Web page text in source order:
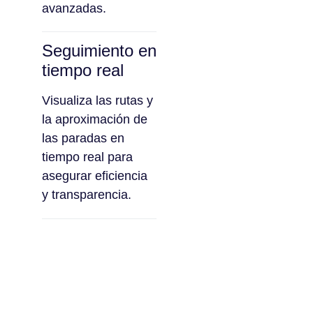
avanzadas.
Seguimiento en
tiempo real
Visualiza las rutas y
la aproximación de
las paradas en
tiempo real para
asegurar eficiencia
y transparencia.